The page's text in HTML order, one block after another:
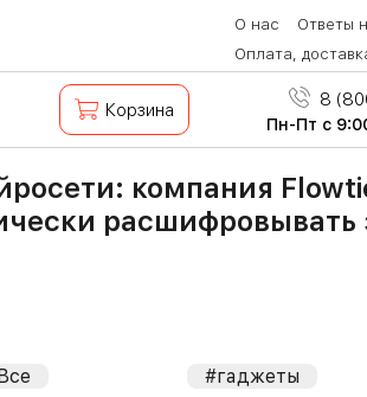
О нас
Ответы
Оплата,
Корзина 8
Пн-Пт с
компания
расшифровывать
#гаджеты